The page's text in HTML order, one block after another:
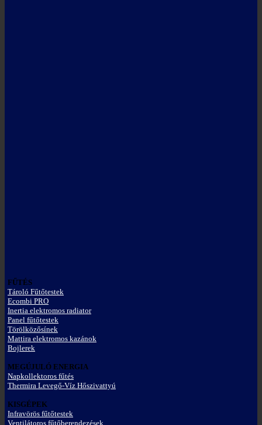
FŰTÉS
Tároló Fűtőtestek
Ecombi PRO
Inertia elektromos radiator
Panel fűtőtestek
Törölközősínek
Mattira elektromos kazánok
Bojlerek
MEGÚJULÓ ENERGIA
Napkollektoros fűtés
Thermira Levegő-Víz Hőszivattyú
KISGÉPEK
Infravörös fűtőtestek
Ventilátoros fűtőberendezések